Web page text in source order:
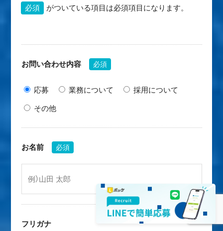
必須
がついている項目は必須項目になります。
お問い合わせ内容 必須
応募 業務について
採用について
その他
お名前 必須
フリガナ